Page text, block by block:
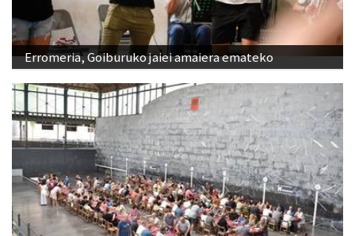
Erromeria, Goiburuko jaiei amaiera emateko